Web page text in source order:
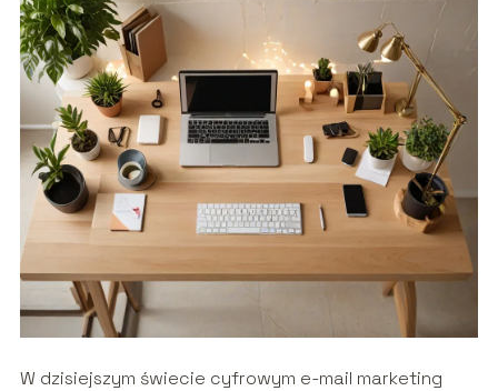
W dzisiejszym świecie cyfrowym e-mail marketing